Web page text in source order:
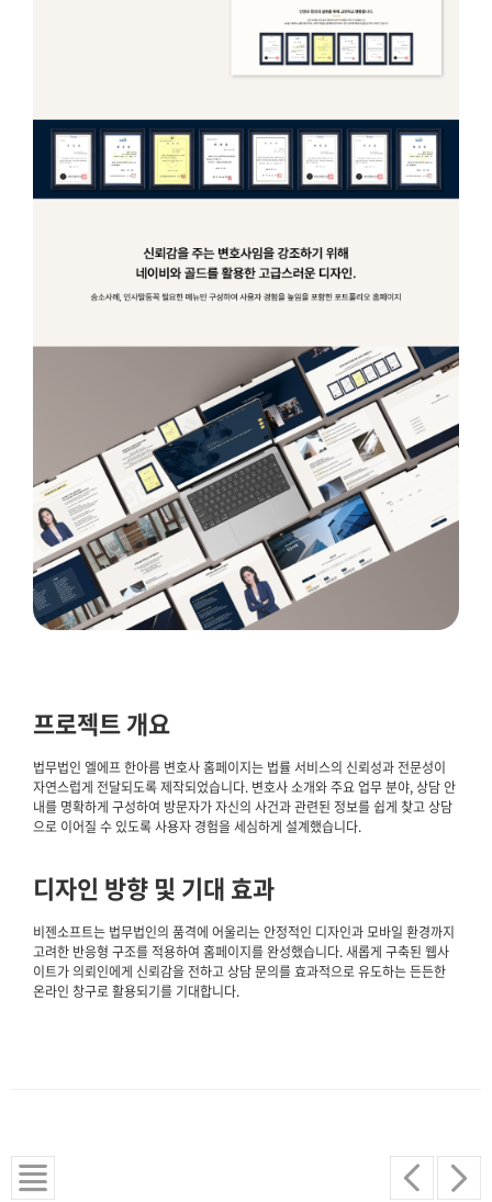
프로젝트 개요
법무법인 엘에프 한아름 변호사 홈페이지는 법률 서비스의 신뢰성과 전문성이
자연스럽게 전달되도록 제작되었습니다. 변호사 소개와 주요 업무 분야, 상담 안
내를 명확하게 구성하여 방문자가 자신의 사건과 관련된 정보를 쉽게 찾고 상담
으로 이어질 수 있도록 사용자 경험을 세심하게 설계했습니다.
디자인 방향 및 기대 효과
비젠소프트는 법무법인의 품격에 어울리는 안정적인 디자인과 모바일 환경까지
고려한 반응형 구조를 적용하여 홈페이지를 완성했습니다. 새롭게 구축된 웹사
이트가 의뢰인에게 신뢰감을 전하고 상담 문의를 효과적으로 유도하는 든든한
온라인 창구로 활용되기를 기대합니다.